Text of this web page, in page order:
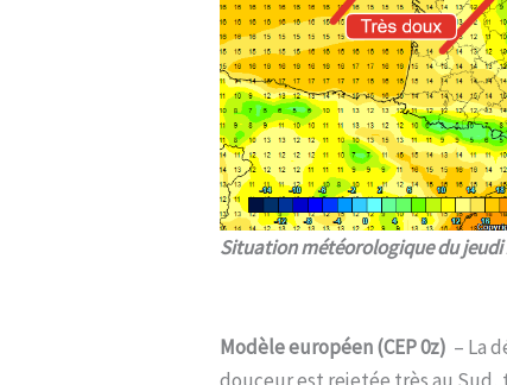
Situation météorologique du jeudi
Modèle européen (CEP 0z) – La